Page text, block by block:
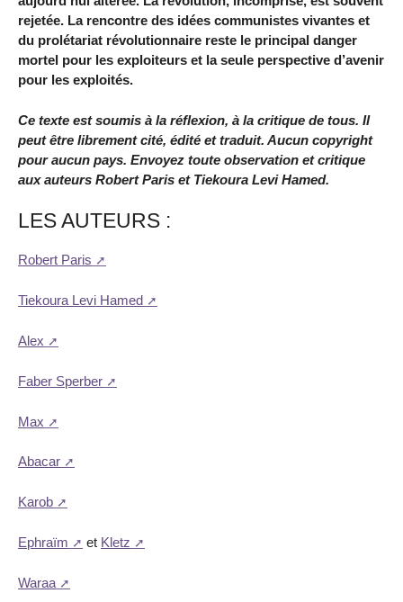
rejetée. La rencontre des idées communistes vivantes et
du prolétariat révolutionnaire reste le principal danger
mortel pour les exploiteurs et la seule perspective d’avenir
pour les exploités.
Ce texte est soumis à la réflexion, à la critique de tous. Il
peut être librement cité, édité et traduit. Aucun copyright
pour aucun pays. Envoyez toute observation et critique
aux auteurs Robert Paris et Tiekoura Levi Hamed.
LES AUTEURS :
Robert Paris
Tiekoura Levi Hamed
Alex
Faber Sperber
Max
Abacar
Karob
Ephraïm et Kletz
Waraa